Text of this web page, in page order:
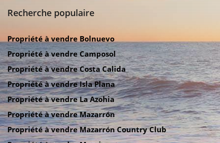
Recherche populaire
Propriété à vendre Bolnuevo
Propriété à vendre Camposol
Propriété à vendre Costa Calida
Propriété à vendre Isla Plana
Propriété à vendre La Azohia
Propriété à vendre Mazarrón
Propriété à vendre Mazarrón Country Club